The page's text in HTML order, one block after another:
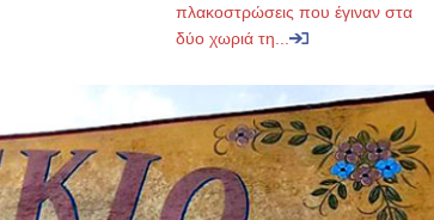
πλακοστρώσεις που έγιναν στα
δύο χωριά τη...